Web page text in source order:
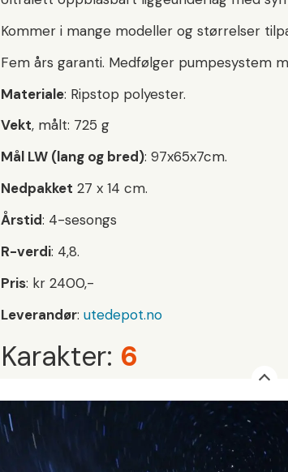
Kommer i mange modeller og størrelser
Fem års garanti. Medfølger pumpesystem
Materiale: Ripstop polyester.
Vekt, målt: 725 g
Mål LW (lang og bred): 97x65x7cm.
Nedpakket 27 x 14 cm.
Årstid: 4-sesongs
R-verdi: 4,8.
Pris: kr 2400,-
Leverandør:utedepot.no
Karakter: 6